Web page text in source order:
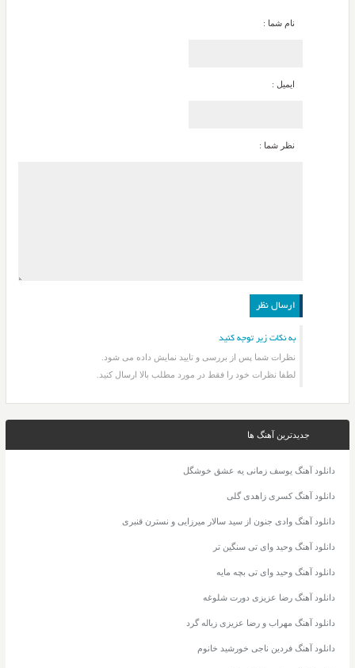
نام شما :
ایمیل :
نظر شما :
به نکات زیر توجه کنید
نظرات شما پس از بررسی و تایید نمایش داده می شود.
لطفا نظرات خود را فقط در مورد مطلب بالا ارسال کنید.
جدیدترین آهنگ ها
دانلود آهنگ یوسف زمانی یه عشق خوشگل
دانلود آهنگ کسری زاهدی گلی
دانلود آهنگ وادی جنون از سید سالار میرزایی و نسترن قنبری
دانلود آهنگ وحید وای تی سنگین تر
دانلود آهنگ وحید وای تی بچه مایه
دانلود آهنگ رضا عزیزی دورت شلوغه
دانلود آهنگ مهراب و رضا عزیزی زباله گرد
دانلود آهنگ فردین ناجی خورشید خانوم